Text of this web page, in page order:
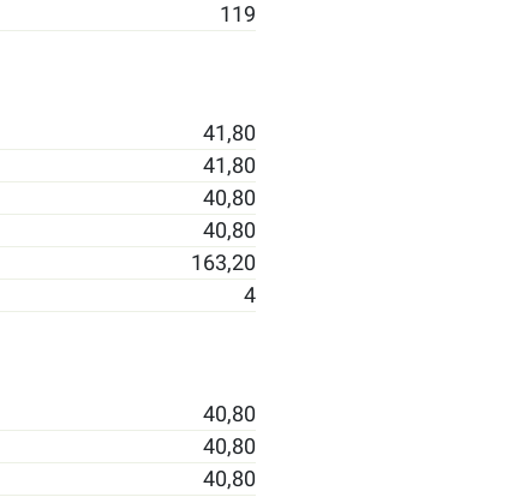
119
41,80
41,80
40,80
40,80
163,20
4
40,80
40,80
40,80